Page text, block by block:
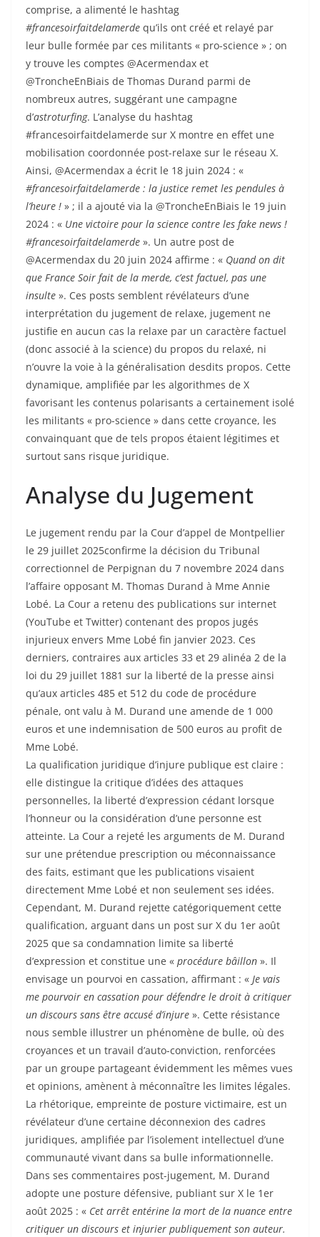
comprise, a alimenté le hashtag
#francesoirfaitdelamerde qu’ils ont créé et relayé par
leur bulle formée par ces militants « pro-science » ; on
y trouve les comptes @Acermendax et
@TroncheEnBiais de Thomas Durand parmi de
nombreux autres, suggérant une campagne
d’astroturfing. L’analyse du hashtag
#francesoirfaitdelamerde sur X montre en effet une
mobilisation coordonnée post-relaxe sur le réseau X.
Ainsi, @Acermendax a écrit le 18 juin 2024 : «
#francesoirfaitdelamerde : la justice remet les pendules à
l’heure ! » ; il a ajouté via la @TroncheEnBiais le 19 juin
2024 : « Une victoire pour la science contre les fake news !
#francesoirfaitdelamerde ». Un autre post de
@Acermendax du 20 juin 2024 affirme : « Quand on dit
que France Soir fait de la merde, c’est factuel, pas une
insulte ». Ces posts semblent révélateurs d’une
interprétation du jugement de relaxe, jugement ne
justifie en aucun cas la relaxe par un caractère factuel
(donc associé à la science) du propos du relaxé, ni
n’ouvre la voie à la généralisation desdits propos. Cette
dynamique, amplifiée par les algorithmes de X
favorisant les contenus polarisants a certainement isolé
les militants « pro-science » dans cette croyance, les
convainquant que de tels propos étaient légitimes et
surtout sans risque juridique.
Analyse du Jugement
Le jugement rendu par la Cour d’appel de Montpellier
le 29 juillet 2025confirme la décision du Tribunal
correctionnel de Perpignan du 7 novembre 2024 dans
l’affaire opposant M. Thomas Durand à Mme Annie
Lobé. La Cour a retenu des publications sur internet
(YouTube et Twitter) contenant des propos jugés
injurieux envers Mme Lobé fin janvier 2023. Ces
derniers, contraires aux articles 33 et 29 alinéa 2 de la
loi du 29 juillet 1881 sur la liberté de la presse ainsi
qu’aux articles 485 et 512 du code de procédure
pénale, ont valu à M. Durand une amende de 1 000
euros et une indemnisation de 500 euros au profit de
Mme Lobé.
La qualification juridique d’injure publique est claire :
elle distingue la critique d’idées des attaques
personnelles, la liberté d’expression cédant lorsque
l’honneur ou la considération d’une personne est
atteinte. La Cour a rejeté les arguments de M. Durand
sur une prétendue prescription ou méconnaissance
des faits, estimant que les publications visaient
directement Mme Lobé et non seulement ses idées.
Cependant, M. Durand rejette catégoriquement cette
qualification, arguant dans un post sur X du 1er août
2025 que sa condamnation limite sa liberté
d’expression et constitue une « procédure bâillon ». Il
envisage un pourvoi en cassation, affirmant : « Je vais
me pourvoir en cassation pour défendre le droit à critiquer
un discours sans être accusé d’injure ». Cette résistance
nous semble illustrer un phénomène de bulle, où des
croyances et un travail d’auto-conviction, renforcées
par un groupe partageant évidemment les mêmes vues
et opinions, amènent à méconnaître les limites légales.
La rhétorique, empreinte de posture victimaire, est un
révélateur d’une certaine déconnexion des cadres
juridiques, amplifiée par l’isolement intellectuel d’une
communauté vivant dans sa bulle informationnelle.
Dans ses commentaires post-jugement, M. Durand
adopte une posture défensive, publiant sur X le 1er
août 2025 : « Cet arrêt entérine la mort de la nuance entre
critiquer un discours et injurier publiquement son auteur.